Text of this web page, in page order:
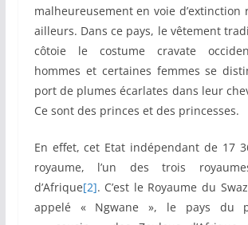
malheureusement en voie
ailleurs. Dans ce pays, le vêtement
côtoie le costume cravate
hommes et certaines femmes se
port de plumes écarlates dans leur
Ce sont des princes et des princesses.
En effet, cet Etat indépendant de 17
royaume, l’un des trois
d’Afrique[2]. C’est le Royaume du
appelé « Ngwane », le pays du